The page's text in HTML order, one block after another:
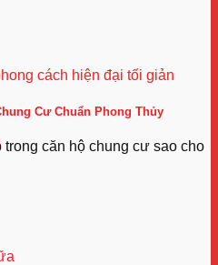
Cư Chuẩn Phong Thủy
trong căn hộ chung cư sao cho